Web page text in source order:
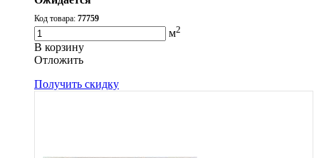
Код товара: 77759
м2
В корзину
Oтложить
Получить скидку